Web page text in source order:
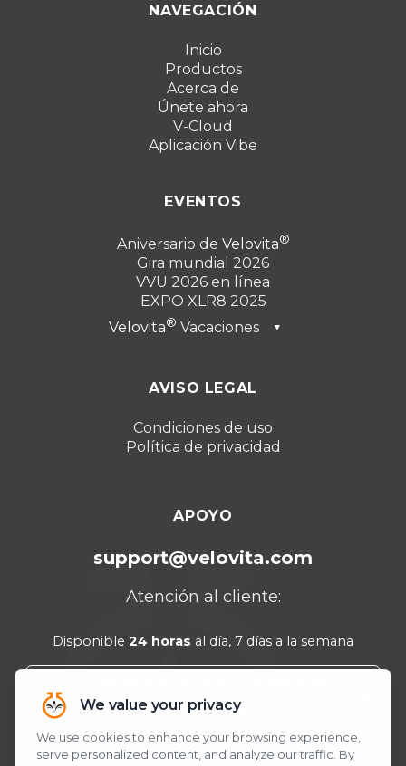
NAVEGACIÓN
Inicio
Productos
Acerca de
Únete ahora
V-Cloud
Aplicación Vibe
EVENTOS
Aniversario de Velovita
Gira mundial 2026
VVU 2026 en línea
EXPO XLR8 2025
Velovita
Vacaciones ▼
Turquía 2025
Punta Cana 2024
Cancún 2023
AVISO LEGAL
Condiciones de uso
Política de privacidad
APOYO
support@velovita.com
Atención al cliente:
Disponible 24 horas al día, 7 días a la semana
WhatsApp!